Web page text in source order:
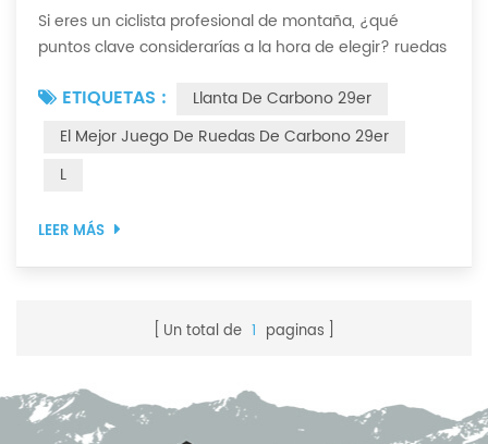
Si eres un ciclista profesional de montaña, ¿qué
puntos clave considerarías a la hora de elegir? ruedas
carreras de montaña, es muy importante que los
conductores profesionales elijan un juego de ruedas
que se adapte a sus necesidades. Porque determina
si puedes conseguir buenos resultados en la próxima
ETIQUETAS :
Llanta De Carbono 29er
El Mejor Juego De Ruedas De Carbono 29er
L
LEER MÁS
Un total de 1 paginas